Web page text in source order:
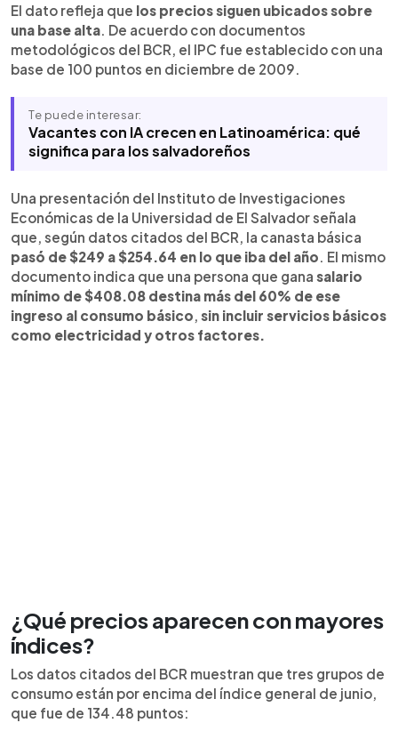
tabaco, restaurantes y hoteles, y alimentos y
bebidas no alcohólicas. Un análisis del Instituto de
Investigaciones Económicas de la Universidad de
El Salvador también señala que más del 60% del
salario mínimo se destina al consumo básico y que
El dato refleja que los precios siguen ubicados sobre
una base alta. De acuerdo con documentos
metodológicos del BCR, el IPC fue establecido con una
base de 100 puntos en diciembre de 2009.
Te puede interesar:
Vacantes con IA crecen en Latinoamérica: qué
significa para los salvadoreños
Una presentación del Instituto de Investigaciones
Económicas de la Universidad de El Salvador señala
que, según datos citados del BCR, la canasta básica
pasó de $249 a $254.64 en lo que iba del año. El mismo
documento indica que una persona que gana salario
mínimo de $408.08 destina más del 60% de ese
ingreso al consumo básico, sin incluir servicios básicos
como electricidad y otros factores.
¿Qué precios aparecen con mayores
índices?
Los datos citados del BCR muestran que tres grupos de
consumo están por encima del índice general de junio,
que fue de 134.48 puntos: